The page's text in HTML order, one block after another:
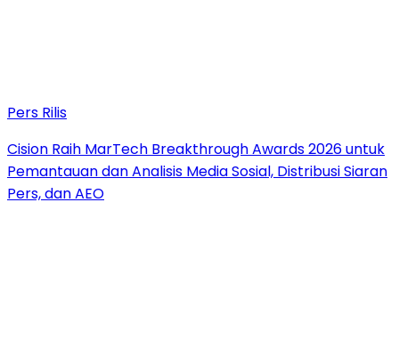
Pers Rilis
Cision Raih MarTech Breakthrough Awards 2026 untuk
Pemantauan dan Analisis Media Sosial, Distribusi Siaran
Pers, dan AEO